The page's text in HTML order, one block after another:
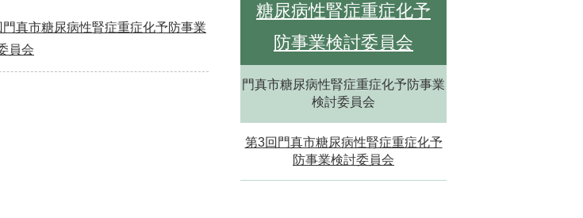
門真市糖尿病性腎症重症化予防事業
員会
糖尿病性腎症重症化予
防事業検討委員会
門真市糖尿病性腎症重症化予防事業
検討委員会
第3回門真市糖尿病性腎症重症化予
防事業検討委員会